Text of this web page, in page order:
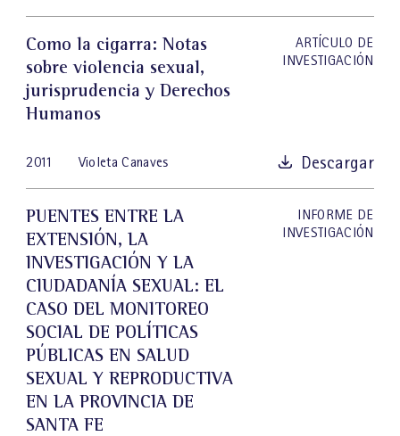
Como la cigarra: Notas
sobre violencia sexual,
jurisprudencia y Derechos
Humanos
ARTÍCULO DE
INVESTIGACIÓN
2011 Violeta Canaves Descargar
PUENTES ENTRE LA
EXTENSIÓN, LA
INVESTIGACIÓN Y LA
CIUDADANÍA SEXUAL: EL
CASO DEL MONITOREO
SOCIAL DE POLÍTICAS
PÚBLICAS EN SALUD
SEXUAL Y REPRODUCTIVA
EN LA PROVINCIA DE
SANTA FE
INFORME DE
INVESTIGACIÓN